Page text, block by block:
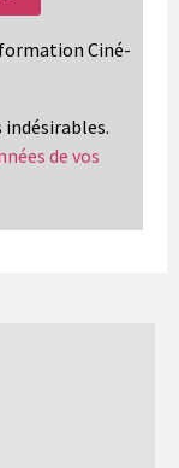
Ciné-
de vos